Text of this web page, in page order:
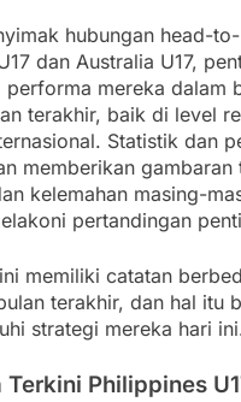
hubungan head-
dan Australia U17,
performa mereka dalam
terakhir, baik di level
Statistik dan
memberikan gambaran
kelemahan masing-
pertandingan
memiliki catatan
terakhir, dan hal itu
strategi mereka hari
Terkini Philippines